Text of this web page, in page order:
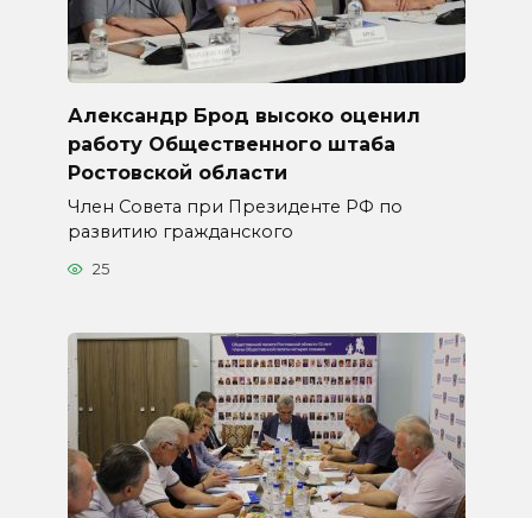
Александр Брод высоко оценил
работу Общественного штаба
Ростовской области
Член Совета при Президенте РФ по
развитию гражданского
25